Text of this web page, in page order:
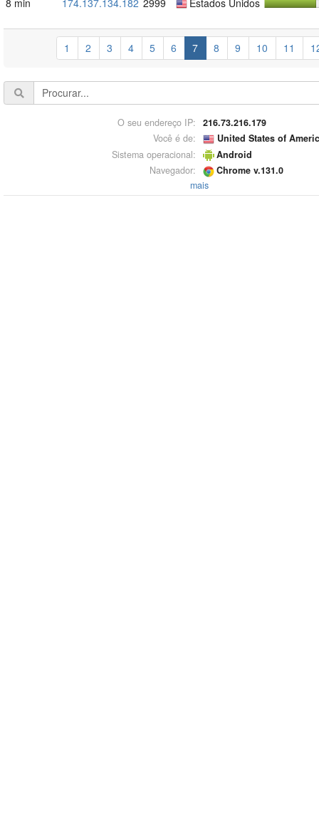
1 2 3 4 5 6 7 8 9 10 11
O seu endereço IP:
216.73.216.179
Você é de:
United States of
Sistema operacional:
Android
Navegador:
Chrome v.131.0
mais